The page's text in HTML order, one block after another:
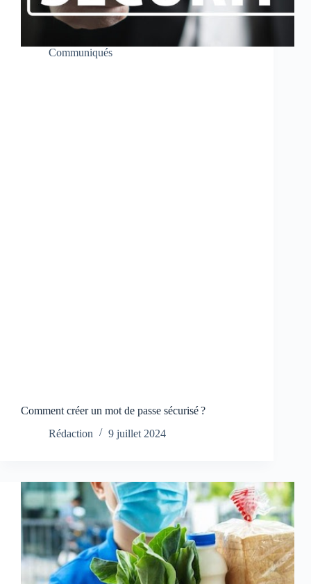
Communiqués
Comment créer un mot de passe sécurisé ?
Rédaction
9 juillet 2024